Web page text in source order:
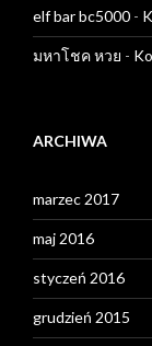
elf bar bc5000 -
มหาโชค หวย -
ARCHIWA
marzec 2017
maj 2016
styczeń 2016
grudzień 2015